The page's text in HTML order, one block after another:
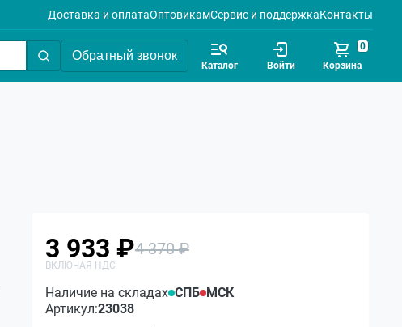
Доставка и оплатаОптовикамСервис и поддержкаКонтакты
Обратный звонок
Каталог Войти Корзина
0
3 933 ₽4 370 ₽
Наличие на складах СПБ МСК
Артикул:23038